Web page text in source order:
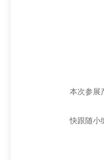
本次参展产
快跟随小编